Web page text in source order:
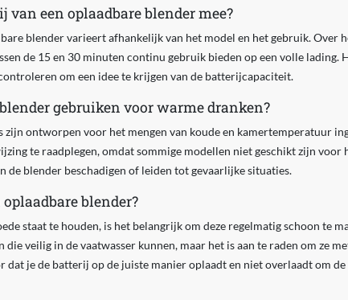
van een oplaadbare blender mee?
blender varieert afhankelijk van het model en het gebruik. Over
de 15 en 30 minuten continu gebruik bieden op een volle lading.
om een idee te krijgen van de batterijcapaciteit.
gebruiken voor warme dranken?
zijn ontworpen voor het mengen van koude en kamertemperatuur
te raadplegen, omdat sommige modellen niet geschikt zijn voor
de blender beschadigen of leiden tot gevaarlijke situaties.
blender?
staat te houden, is het belangrijk om deze regelmatig schoon te
veilig in de vaatwasser kunnen, maar het is aan te raden om ze
dat je de batterij op de juiste manier oplaadt en niet overlaadt om